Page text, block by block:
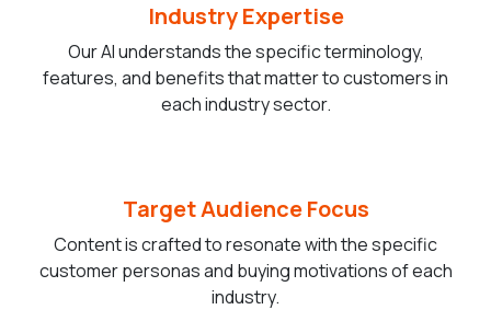
Industry Expertise
Our AI understands the specific terminology,
features, and benefits that matter to customers in
each industry sector.
Target Audience Focus
Content is crafted to resonate with the specific
customer personas and buying motivations of each
industry.